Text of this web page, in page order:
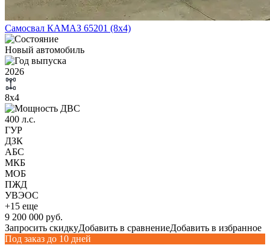
Самосвал КАМАЗ 65201 (8х4)
Новый автомобиль
2026
8х4
400 л.с.
ГУР
ДЗК
АБС
МКБ
МОБ
ПЖД
УВЭОС
+15 еще
9 200 000 руб.
Запросить скидкуДобавить в сравнениеДобавить в избранное
Под заказ до 10 дней